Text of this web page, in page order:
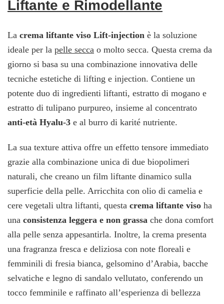
Liftante e Rimodellante
La crema liftante viso Lift-injection è la soluzione
ideale per la pelle secca o molto secca. Questa crema da
giorno si basa su una combinazione innovativa delle
tecniche estetiche di lifting e injection. Contiene un
potente duo di ingredienti liftanti, estratto di mogano e
estratto di tulipano purpureo, insieme al concentrato
anti-età Hyalu-3 e al burro di karité nutriente.
La sua texture attiva offre un effetto tensore immediato
grazie alla combinazione unica di due biopolimeri
naturali, che creano un film liftante dinamico sulla
superficie della pelle. Arricchita con olio di camelia e
cere vegetali ultra liftanti, questa crema liftante viso ha
una consistenza leggera e non grassa che dona comfort
alla pelle senza appesantirla. Inoltre, la crema presenta
una fragranza fresca e deliziosa con note floreali e
femminili di fresia bianca, gelsomino d’Arabia, bacche
selvatiche e legno di sandalo vellutato, conferendo un
tocco femminile e raffinato all’esperienza di bellezza